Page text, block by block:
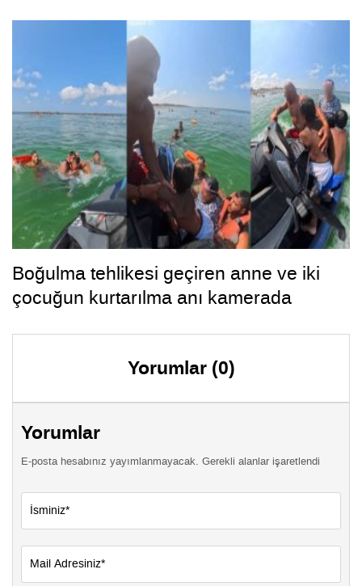
Boğulma tehlikesi geçiren anne ve iki
çocuğun kurtarılma anı kamerada
Yorumlar (0)
Yorumlar
E-posta hesabınız yayımlanmayacak. Gerekli alanlar işaretlendi